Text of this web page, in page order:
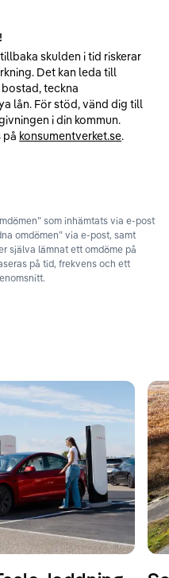
skulden i tid riskerar
Det kan leda till
teckna
lån. För stöd, vänd dig till
i din kommun.
på konsumentverket.se.
som inhämtats via e-post
omdömen” via e-post, samt
själva lämnat ett omdöme på
på tid, frekvens och ett